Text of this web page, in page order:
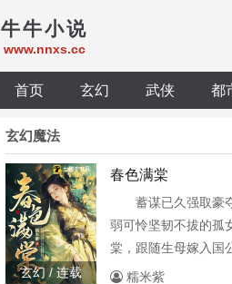
牛牛小说
www.nnxs.cc
首页 玄幻 武侠 都
玄幻魔法
玄幻 / 连载
春色满棠
蓄谋已久强取豪
弱可怜坚韧不拔的孤
棠，跟随生母嫁入国
三房继女。继父为了
糯米紫